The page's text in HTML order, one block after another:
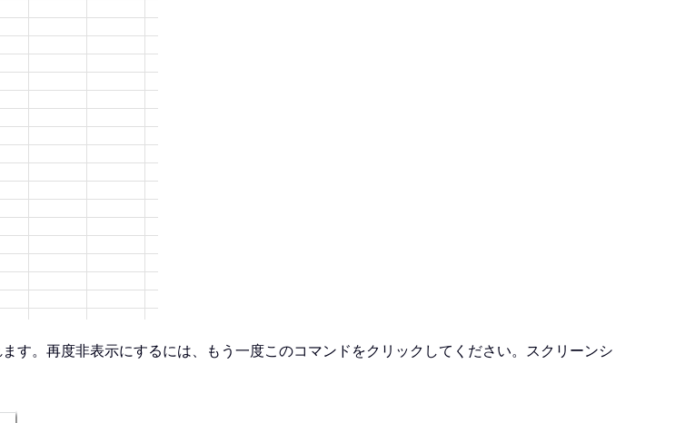
す。再度非表示にするには、もう一度このコマンドをクリックしてください。スクリーンシ